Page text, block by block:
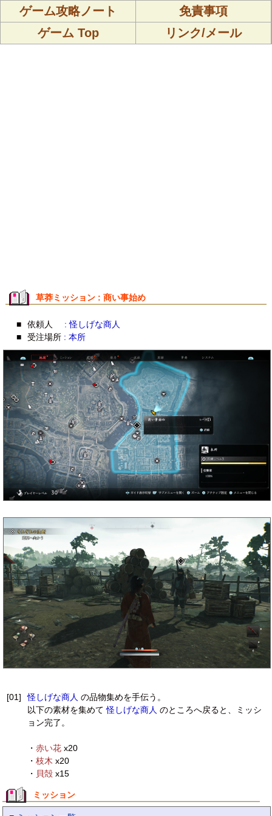
ゲーム攻略ノート
免責事項
ゲーム Top
リンク/メール
草莽ミッション : 商い事始め
■ 依頼人
: 怪しげな商人
■
受注場所 : 本所
[01] 怪しげな商人 の品物集めを手伝う。
以下の素材を集めて怪しげな商人 のところへ戻ると、ミッシ
ョン完了。
・ 赤い花x20
・ 枝木 x20
・ 貝殻x15
ミッション